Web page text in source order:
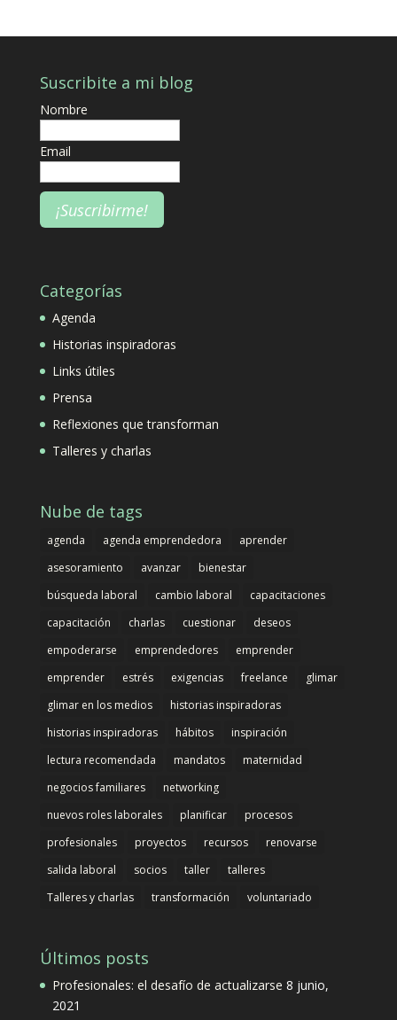
Suscribite a mi blog
Nombre
Email
Categorías
Agenda
Historias inspiradoras
Links útiles
Prensa
Reflexiones que transforman
Talleres y charlas
Nube de tags
agenda agenda emprendedora
aprender
asesoramiento
avanzar
bienestar
búsqueda laboral
cambio laboral
capacitaciones
capacitación
charlas cuestionar
deseos
empoderarse
emprendedores
emprender
emprender
estrés exigencias freelance
glimar
glimar en los medios
historias inspiradoras
historias inspiradoras
hábitos
inspiración
lectura recomendada
mandatos
maternidad
negocios familiares
networking
nuevos roles laborales
planificar
procesos
profesionales
proyectos recursos
renovarse
salida laboral
socios taller
talleres
Talleres y charlas
transformación voluntariado
Últimos posts
Profesionales: el desafío de actualizarse 8 junio,
2021